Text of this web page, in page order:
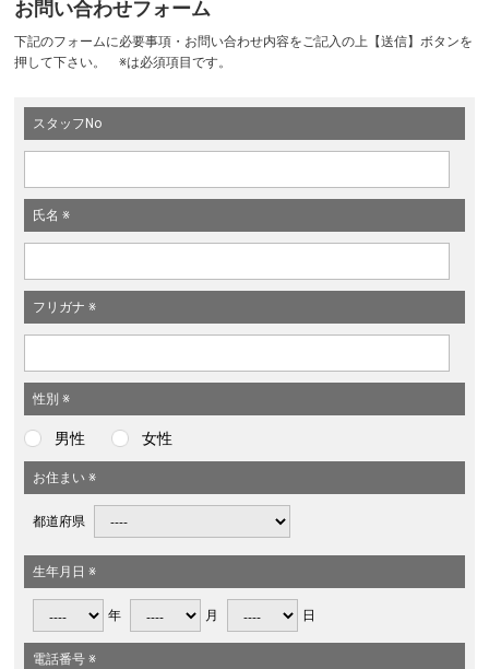
お問い合わせフォーム
下記のフォームに必要事項・お問い合わせ内容をご記入の上【送信】ボタンを
押して下さい。 ※は必須項目です。
スタッフNo
氏名 ※
フリガナ ※
性別 ※
男性 女性
お住まい ※
都道府県
生年月日 ※
年 月 日
電話番号 ※